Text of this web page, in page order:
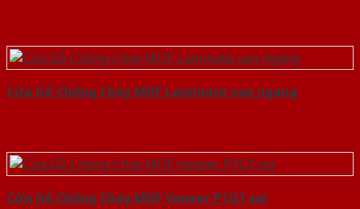
Cửa Gỗ Chống Cháy MDF Laminate van ngang
Cửa Gỗ Chống Cháy MDF Veneer P1G1 soi